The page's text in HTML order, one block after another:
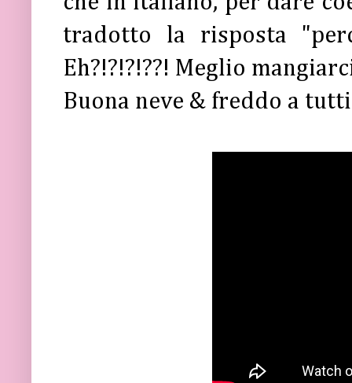
tradotto la risposta
Eh?!?!?!??! Meglio
Buona neve & freddo a